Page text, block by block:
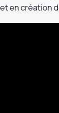
en création